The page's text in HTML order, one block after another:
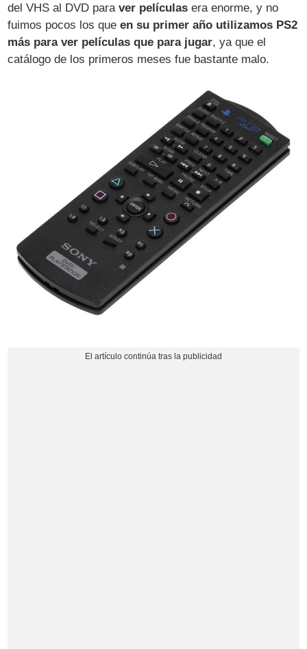
del VHS al DVD paraver películas era enorme, y no
fuimos pocos los queen su primer año utilizamos PS2
más para ver películas que para jugar, ya que el
catálogo de los primeros meses fue bastante malo.